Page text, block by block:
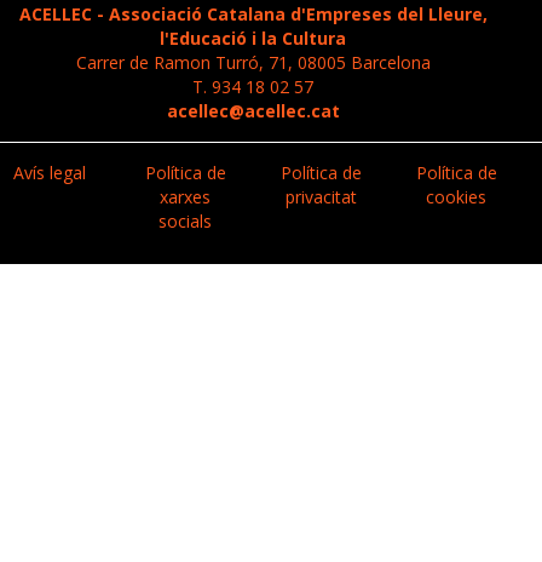
ACELLEC - Associació Catalana d'Empreses del Lleure,
l'Educació i la Cultura
Carrer de Ramon Turró, 71, 08005 Barcelona
T. 934 18 02 57
acellec@acellec.cat
Avís legal
Política de
xarxes
socials
Política de
privacitat
Política de
cookies